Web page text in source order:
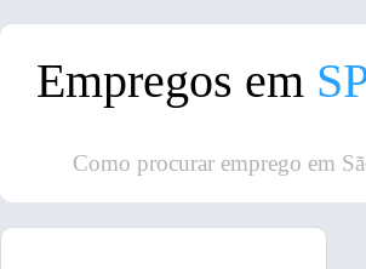
Empregos em
Como procurar emprego em